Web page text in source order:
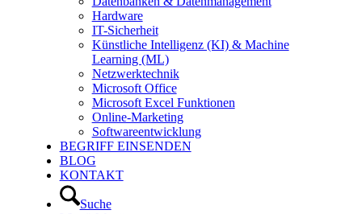
Hardware
IT-Sicherheit
Künstliche Intelligenz (KI) & Machine
Learning (ML)
Netzwerktechnik
Microsoft Office
Microsoft Excel Funktionen
Online-Marketing
Softwareentwicklung
BEGRIFF EINSENDEN
BLOG
KONTAKT
Suche